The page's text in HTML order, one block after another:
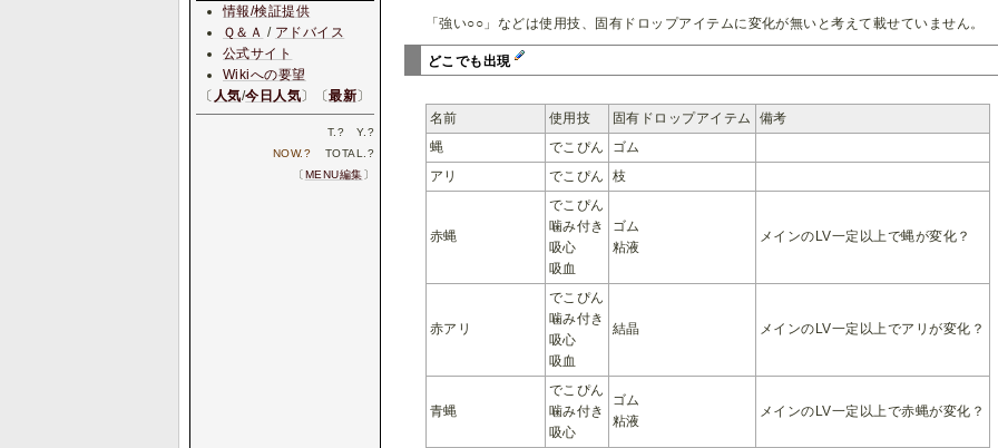
「強い○○」などは使用技、固有ドロップアイテムに変化が無いと考えて載せていません。
どこでも出現
名前 使用技 固有ドロップアイテム
備考
蝿
でこぴん
ゴム
アリ
でこぴん 枝
赤蝿
でこぴん
噛み付き
吸心
吸血
ゴム
粘液
メインのLV一定以上で蝿が変化？
赤アリ
でこぴん
噛み付き
吸心
吸血
結晶 メインのLV一定以上でアリが変化？
青蝿
でこぴん
噛み付き
吸心
ゴム
粘液
メインのLV一定以上で赤蝿が変化？
情報/検証提供
Ｑ＆Ａ / アドバイス
公式サイト
Wikiへの要望
〔 人気/今日人気〕〔最新〕
T. ? Y. ?
NOW.? TOTAL. ?
〔MENU編集〕